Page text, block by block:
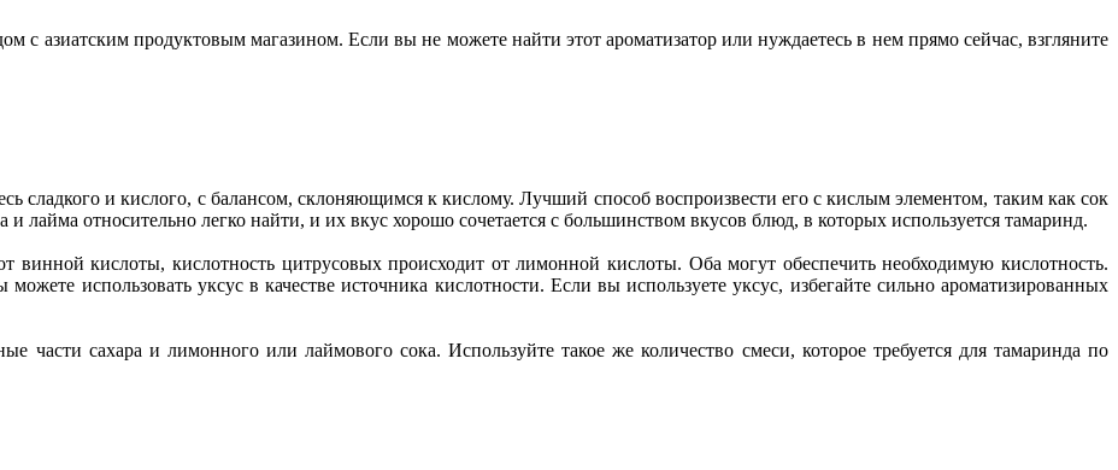
с азиатским продуктовым магазином. Если вы не можете найти этот ароматизатор или нуждаетесь в нем прямо сейчас, взгляните
сладкого и кислого, с балансом, склоняющимся к кислому. Лучший способ воспроизвести его с кислым элементом, таким как сок
относительно легко найти, и их вкус хорошо сочетается с большинством вкусов блюд, в которых используется тамаринд.
винной кислоты, кислотность цитрусовых происходит от лимонной кислоты. Оба могут обеспечить необходимую кислотность.
использовать уксус в качестве источника кислотности. Если вы используете уксус, избегайте сильно ароматизированных
части сахара и лимонного или лаймового сока. Используйте такое же количество смеси, которое требуется для тамаринда по